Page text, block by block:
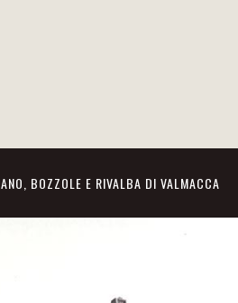
BOZZOLE E RIVALBA DI VALMACCA